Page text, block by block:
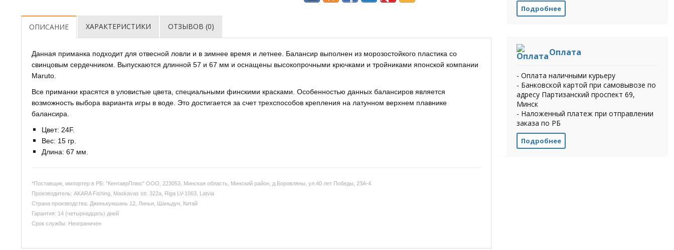
ОПИСАНИЕ ХАРАКТЕРИСТИКИ ОТЗЫВОВ (0)
Данная приманка подходит для отвесной ловли и в зимнее время и летнее. Балансир выполнен из морозостойкого пластика со
свинцовым сердечником. Выпускаются длинной 57 и 67 мм и оснащены высокопрочными крючками и тройниками японской компании
Maruto.
Все приманки красятся в уловистые цвета, специальными финскими красками. Особенностью данных балансиров является
возможность выбора варианта игры в воде. Это достигается за счет трехспособов крепления на латунном верхнем плавнике
балансира.
Цвет: 24F.
Вес: 15 гр.
Длина: 67 мм.
*Поставщик, импортер в РБ: "КентаврПлюс" ООО, 223053, Минская область, Минский район, д.Боровляны, ул.40 лет Победы, 23А-4
Производитель: AKARA Fishing, Maskavas str. 322a, Riga LV-1063, Latvia
Страна производства: Джинькуишань 12, Линьи, Шаньдун, Китай
Гарантия: 14 (четырнадцать) дней
Срок службы: Неограничен
Подробнее
Оплата
- Оплата наличными курьеру
- Банковской картой при самовывозе по
адресу Партизанский проспект 69,
Минск
- Наложенный платеж при отправлении
заказа по РБ
Подробнее